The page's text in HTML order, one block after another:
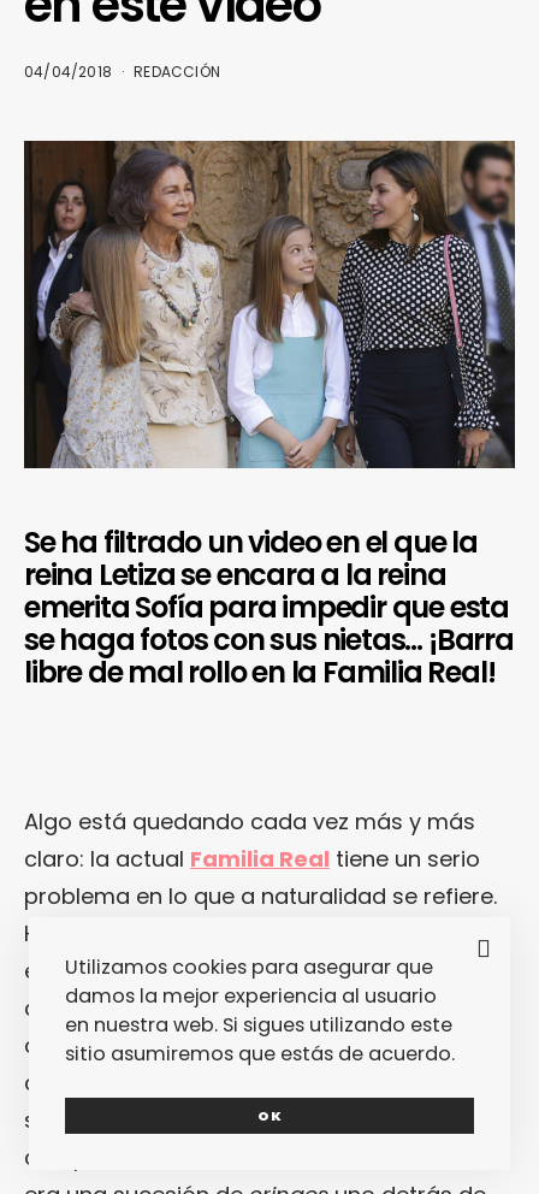
04/04/2018 REDACCIÓN
Se ha filtrado un video en el que la
reina Letiza se encara a la reina
emerita Sofía para impedir que esta
se haga fotos con sus nietas… ¡Barra
libre de mal rollo en la Familia Real!
Algo está quedando cada vez más y más
claro: la actual Familia Real tiene un serio
problema en lo que a naturalidad se refiere.
Hace unos meses, tal y como te
explicábamosen esta otra noticia, el
choteo fue generalizado en redes sociales
cuando laCasa Realhacía públicos todo un
conjunto de vídeos y fotografías en los que
se nos invitaba a pasar 24 horas en
compañía de los monarcas… Y el resultado
Utilizamos cookies para asegurar que
damos la mejor experiencia al usuario
en nuestra web. Si sigues utilizando este
sitio asumiremos que estás de acuerdo.
OK